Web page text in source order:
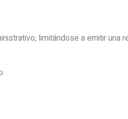
limitándose a emitir una